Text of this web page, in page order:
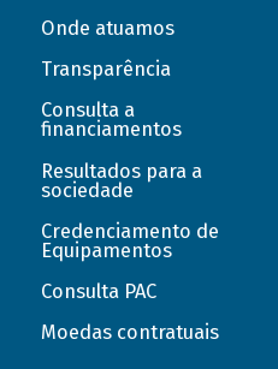
Onde atuamos
Transparência
Consulta a
financiamentos
Resultados para a
sociedade
Credenciamento de
Equipamentos
Consulta PAC
Moedas contratuais